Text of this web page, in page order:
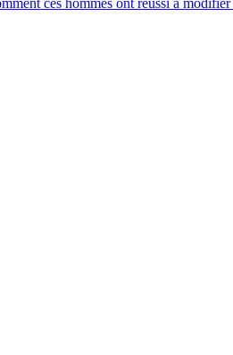
ces hommes ont réussi à